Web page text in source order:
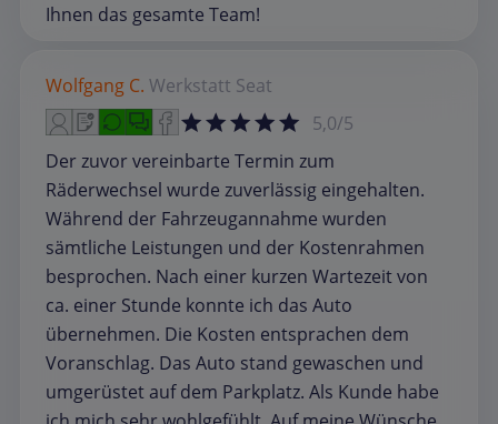
Ihnen das gesamte Team!
Wolfgang C. Werkstatt Seat
5,0/5
Der zuvor vereinbarte Termin zum
Räderwechsel wurde zuverlässig eingehalten.
Während der Fahrzeugannahme wurden
sämtliche Leistungen und der Kostenrahmen
besprochen. Nach einer kurzen Wartezeit von
ca. einer Stunde konnte ich das Auto
übernehmen. Die Kosten entsprachen dem
Voranschlag. Das Auto stand gewaschen und
umgerüstet auf dem Parkplatz. Als Kunde habe